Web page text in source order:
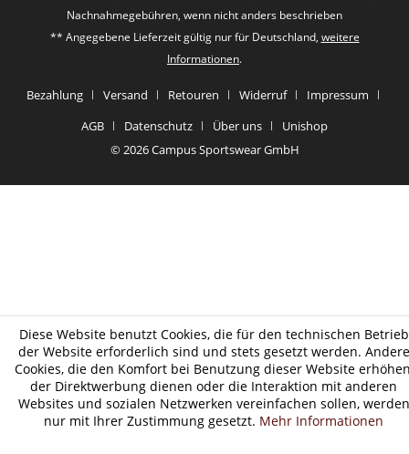
Nachnahmegebühren, wenn nicht anders beschrieben
** Angegebene Lieferzeit gültig nur für Deutschland, weitere
Informationen.
Bezahlung Versand Retouren Widerruf
Impressum
AGB
Datenschutz Über uns
Unishop
© 2026 Campus Sportswear GmbH
Diese Website benutzt Cookies, die für den technischen Betrieb
der Website erforderlich sind und stets gesetzt werden. Andere
Cookies, die den Komfort bei Benutzung dieser Website
der Direktwerbung dienen oder die Interaktion mit anderen
Websites und sozialen Netzwerken vereinfachen sollen, werden
nur mit Ihrer Zustimmung gesetzt. Mehr Informationen